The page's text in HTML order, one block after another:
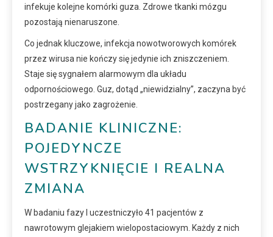
infekuje kolejne komórki guza. Zdrowe tkanki mózgu
pozostają nienaruszone.
Co jednak kluczowe, infekcja nowotworowych komórek
przez wirusa nie kończy się jedynie ich zniszczeniem.
Staje się sygnałem alarmowym dla układu
odpornościowego. Guz, dotąd „niewidzialny”, zaczyna być
postrzegany jako zagrożenie.
BADANIE KLINICZNE:
POJEDYNCZE
WSTRZYKNIĘCIE I REALNA
ZMIANA
W badaniu fazy I uczestniczyło 41 pacjentów z
nawrotowym glejakiem wielopostaciowym. Każdy z nich